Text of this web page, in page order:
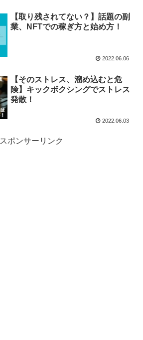
【取り残されてない？】話題の副
業、NFTでの稼ぎ方と始め方！
2022.06.06
【そのストレス、溜め込むと危
険】キックボクシングでストレス
発散！
2022.06.03
スポンサーリンク